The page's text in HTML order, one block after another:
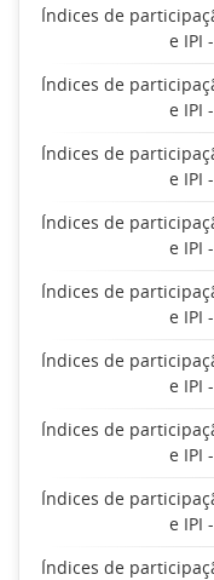
Índices de
e IPI
Índices de
e IPI
Índices de
e IPI
Índices de
e IPI
Índices de
e IPI
Índices de
e IPI
Índices de
e IPI
Índices de
e IPI
Índices de